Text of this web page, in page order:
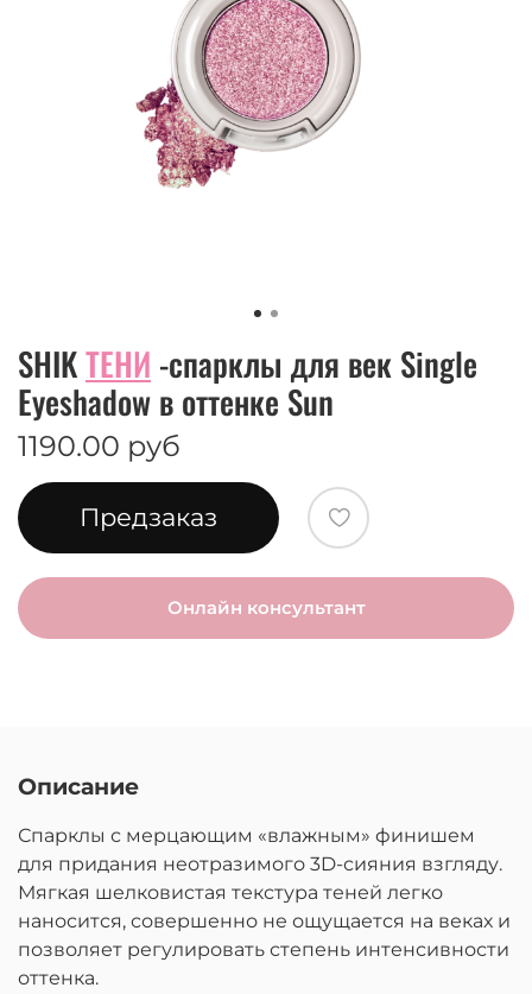
SHIKТЕНИ -спарклы для век Single
Eyeshadow в оттенке Sun
1190.00 руб
Предзаказ
Онлайн консультант
Описание
Спарклы с мерцающим «влажным» финишем
для придания неотразимого 3D-сияния взгляду.
Мягкая шелковистая текстура теней легко
наносится, совершенно не ощущается на веках и
позволяет регулировать степень интенсивности
оттенка.